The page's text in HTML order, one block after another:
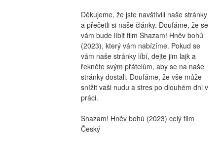
Děkujeme, že jste navštívili naše stránky
a přečetli si naše články. Doufáme, že se
vám bude líbit film Shazam! Hněv bohů
(2023), který vám nabízíme. Pokud se
vám naše stránky líbí, dejte jim lajk a
řekněte svým přátelům, aby se na naše
stránky dostali. Doufáme, že vše může
snížit vaši nudu a stres po dlouhém dni v
práci.
Shazam! Hněv bohů (2023) celý film
Český